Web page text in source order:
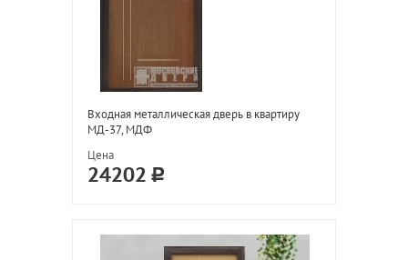
Входная металлическая дверь в квартиру
МД-37, МДФ
Цена
24202